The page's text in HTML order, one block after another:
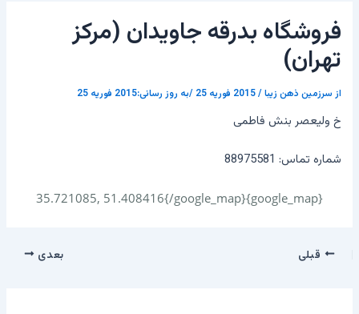
فروشگاه بدرقه جاویدان (مرکز
تهران)
از سرزمین ذهن زیبا/2015 فوریه 25 /به روز رسانی:2015 فوریه 25
خ ولیعصر بنش فاطمی
شماره تماس: 88975581
{google_map}35.721085, 51.408416{/google_map}
قبلی بعدی